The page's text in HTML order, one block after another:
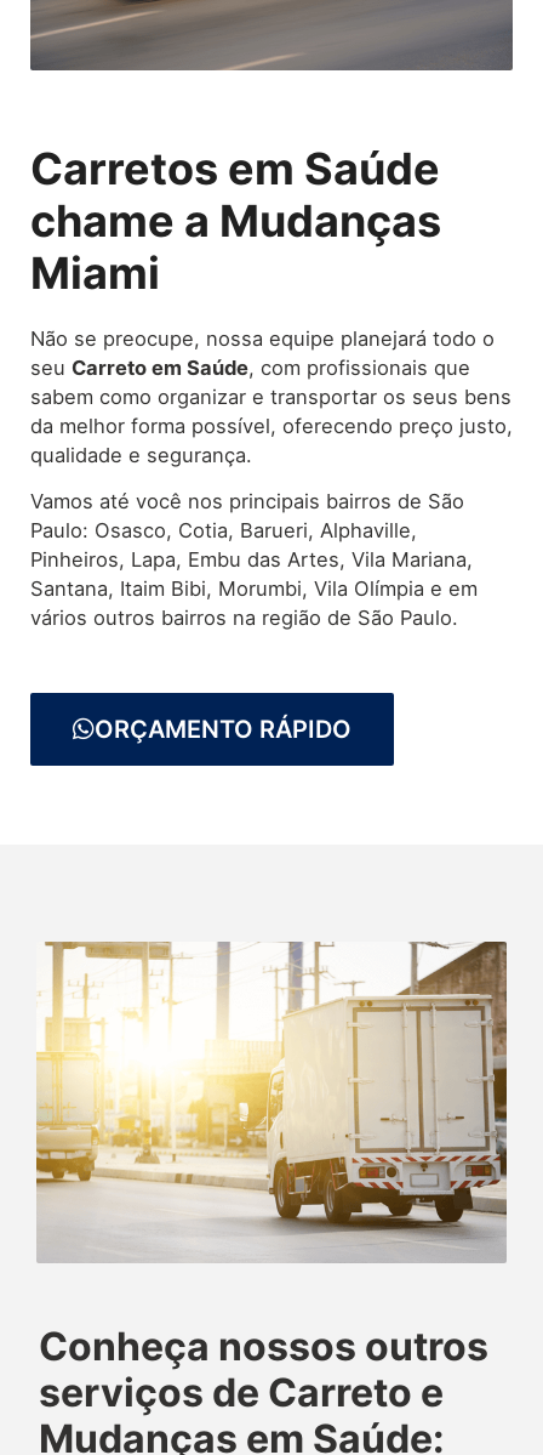
Carretos em Saúde
chame a Mudanças
Miami
Não se preocupe, nossa equipe planejará todo o
seu Carreto em Saúde, com profissionais que
sabem como organizar e transportar os seus bens
da melhor forma possível, oferecendo preço justo,
qualidade e segurança.
Vamos até você nos principais bairros de São
Paulo: Osasco, Cotia, Barueri, Alphaville,
Pinheiros, Lapa, Embu das Artes, Vila Mariana,
Santana, Itaim Bibi, Morumbi, Vila Olímpia e em
vários outros bairros na região de São Paulo.
ORÇAMENTO RÁPIDO
Conheça nossos outros
serviços de Carreto e
Mudanças em Saúde: